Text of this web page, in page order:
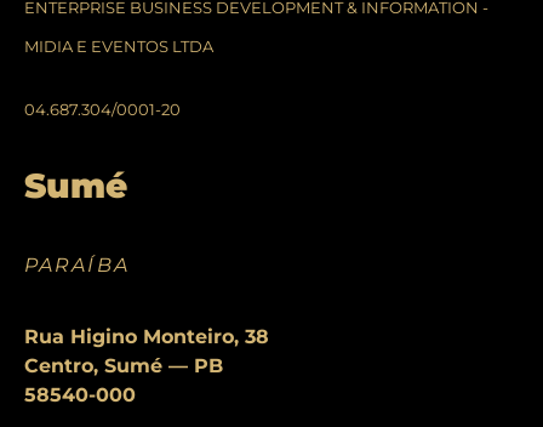
ENTERPRISE BUSINESS DEVELOPMENT & INFORMATION -
MIDIA E EVENTOS LTDA
04.687.304/0001-20
Sumé
PARAÍBA
Rua Higino Monteiro, 38
Centro, Sumé — PB
58540-000